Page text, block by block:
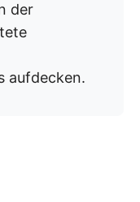
der
aufdecken.